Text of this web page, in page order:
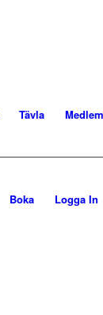
Tävla Medlem
Boka Logga In